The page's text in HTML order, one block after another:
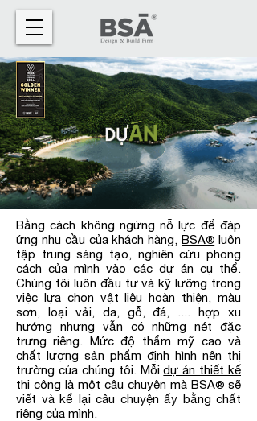
Bằng cách không ngừng nỗ lực để đáp
ứng nhu cầu của khách hàng,BSA® luôn
tập trung sáng tạo, nghiên cứu phong
cách của mình vào các dự án cụ thể.
Chúng tôi luôn đầu tư và kỹ lưỡng trong
việc lựa chọn vật liệu hoàn thiện, màu
sơn, loại vải, da, gỗ, đá, .... hợp xu
hướng nhưng vẫn có những nét đặc
trưng riêng. Mức độ thẩm mỹ cao và
chất lượng sản phẩm định hình nên thị
trường của chúng tôi. Mỗidự án thiết kế
thi công là một câu chuyện mà BSA® sẽ
viết và kể lại câu chuyện ấy bằng chất
riêng của mình.